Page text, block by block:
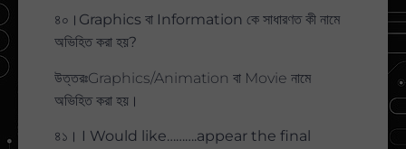
৪০।Graphics বা Information কে সাধারণত কী নামে
অভিহিত করা হয়?
উত্তরঃGraphics/Animation বা Movie নামে
অভিহিত করা হয়।
৪১। I Would like……….appear the final